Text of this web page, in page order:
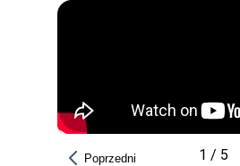
Poprzedni 1 / 5